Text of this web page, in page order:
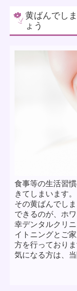
黄ばんでし
ょう
食事等の生活習
きてしまいます。
その黄ばんでし
できるのが、ホ
幸デンタルクリ
イトニングとご
方を行っておりま
気になる方は、